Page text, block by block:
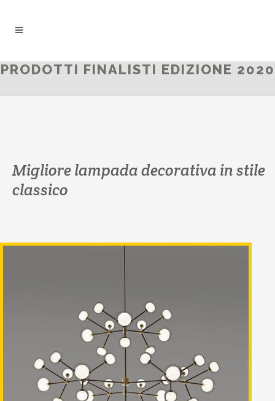
PRODOTTI FINALISTI EDIZIONE 2020
Migliore lampada decorativa in stile
classico